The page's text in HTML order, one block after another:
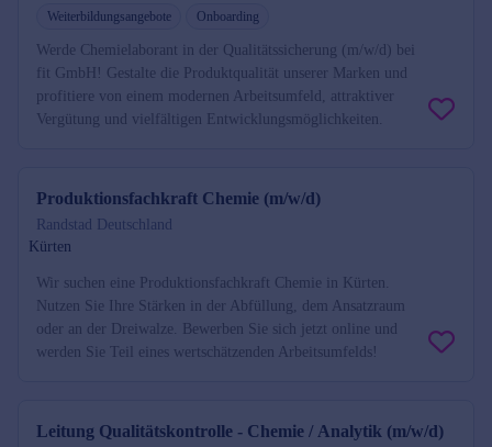
Weiterbildungsangebote
Onboarding
Werde Chemielaborant in der Qualitätssicherung (m/w/d) bei
fit GmbH! Gestalte die Produktqualität unserer Marken und
profitiere von einem modernen Arbeitsumfeld, attraktiver
Vergütung und vielfältigen Entwicklungsmöglichkeiten.
Produktionsfachkraft Chemie (m/w/d)
Randstad Deutschland
Kürten
Wir suchen eine Produktionsfachkraft Chemie in Kürten.
Nutzen Sie Ihre Stärken in der Abfüllung, dem Ansatzraum
oder an der Dreiwalze. Bewerben Sie sich jetzt online und
werden Sie Teil eines wertschätzenden Arbeitsumfelds!
Leitung Qualitätskontrolle - Chemie / Analytik (m/w/d)